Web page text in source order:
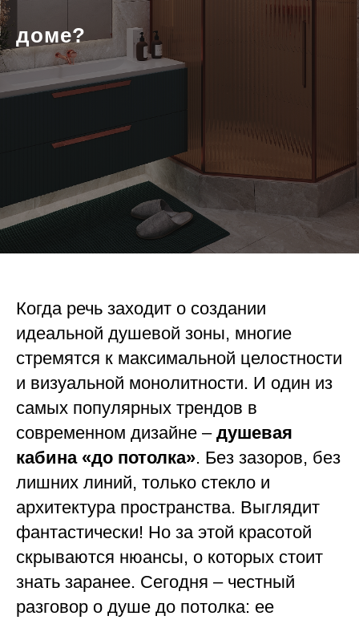
доме?
Когда речь заходит о создании
идеальной душевой зоны, многие
стремятся к максимальной целостности
и визуальной монолитности. И один из
самых популярных трендов в
современном дизайне – душевая
кабина «до потолка». Без зазоров, без
лишних линий, только стекло и
архитектура пространства. Выглядит
фантастически! Но за этой красотой
скрываются нюансы, о которых стоит
знать заранее. Сегодня – честный
разговор о душе до потолка: ее